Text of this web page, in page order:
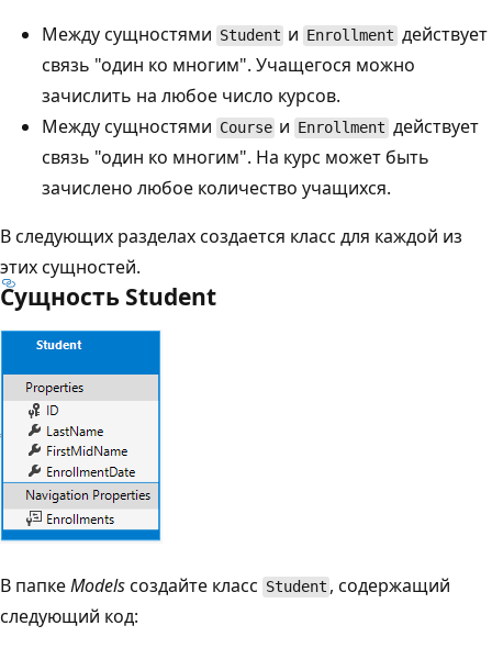
Между сущностями Student и Enrollment действует
связь "один ко многим". Учащегося можно
зачислить на любое число курсов.
Между сущностями Course и Enrollment действует
связь "один ко многим". На курс может быть
зачислено любое количество учащихся.
В следующих разделах создается класс для каждой из
этих сущностей.
Сущность Student
В папкеModelsсоздайте класс Student , содержащий
следующий код: